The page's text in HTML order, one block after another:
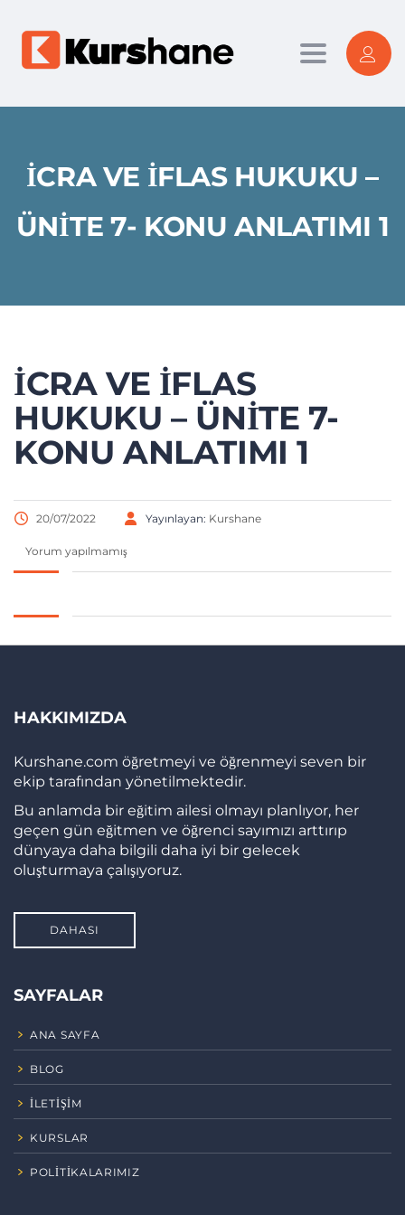
Toggle
İCRA VE İFLAS HUKUKU –
ÜNITE 7- KONU ANLATIMI 1
İCRA VE İFLAS
HUKUKU – ÜNITE 7-
KONU ANLATIMI 1
20/07/2022 Yayınlayan: Kurshane
Yorum yapılmamış
HAKKIMIZDA
Kurshane.com öğretmeyi ve öğrenmeyi seven bir
ekip tarafından yönetilmektedir.
Bu anlamda bir eğitim ailesi olmayı planlıyor, her
geçen gün eğitmen ve öğrenci sayımızı arttırıp
dünyaya daha bilgili daha iyi bir gelecek
oluşturmaya çalışıyoruz.
DAHASI
SAYFALAR
ANA SAYFA
BLOG
İLETIŞIM
KURSLAR
POLITIKALARIMIZ